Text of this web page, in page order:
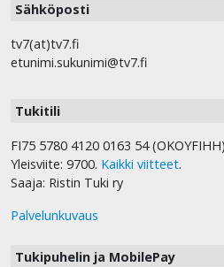
Sähköposti
tv7(at)tv7.fi
etunimi.sukunimi@tv7.fi
Tukitili
FI75 5780 4120 0163 54
Yleisviite: 9700. Kaikki viitteet.
Saaja: Ristin Tuki ry
Palvelunkuvaus
Tukipuhelin ja MobilePay